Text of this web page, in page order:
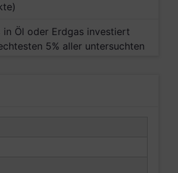
in Öl oder Erdgas investiert
5% aller untersuchten